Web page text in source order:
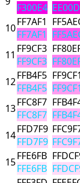
F300E4
10FF7AF1
FF7AF1
11 FF9CF3
FF9CF3
12FFB4F5
FFB4F5
FF9CF1
FF9CF1
13FFC8F7
FFC8F7
14FFD7F9
FFD7F9
15FFE6FB
FFE6FB